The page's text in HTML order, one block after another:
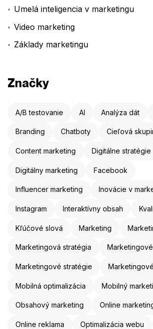
Umelá inteligencia v marketingu
Video marketing
Základy marketingu
Značky
A/B testovanie AI Analýza dát
Branding Chatboty Cieľová
Content marketing Digitálne stratégie
Digitálny marketing Facebook
Influencer marketing Inovácie v
Instagram Interaktívny obsah
Kľúčové slová Marketing
Marketingová stratégia
Marketingové stratégie
Mobilná optimalizácia Mobilný
Obsahový marketing Online
Online reklama Optimalizácia webu